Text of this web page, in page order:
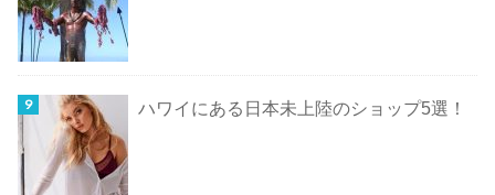
ハワイにある日本未上陸のショップ5選！